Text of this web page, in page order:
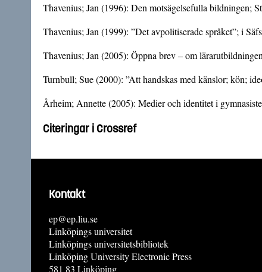
Thavenius; Jan (1996): Den motsägelsefulla bildningen;
Thavenius; Jan (1999): ”Det avpolitiserade språket”; i
Thavenius; Jan (2005): Öppna brev – om
Turnbull; Sue (2000): ”Att handskas med känslor; kön;
Årheim; Annette (2005): Medier och identitet i
Citeringar i Crossref
Kontakt
ep@ep.liu.se
Linköpings universitet
Linköpings universitetsbibliotek
Linköping University Electronic Press
581 83 Linköping